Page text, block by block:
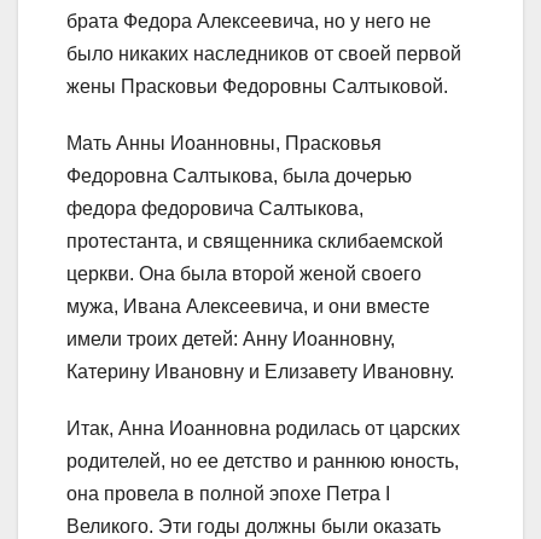
брата Федора Алексеевича, но у него не
было никаких наследников от своей первой
жены Прасковьи Федоровны Салтыковой.
Мать Анны Иоанновны, Прасковья
Федоровна Салтыкова, была дочерью
федора федоровича Салтыкова,
протестанта, и священника склибаемской
церкви. Она была второй женой своего
мужа, Ивана Алексеевича, и они вместе
имели троих детей: Анну Иоанновну,
Катерину Ивановну и Елизавету Ивановну.
Итак, Анна Иоанновна родилась от царских
родителей, но ее детство и раннюю юность,
она провела в полной эпохе Петра I
Великого. Эти годы должны были оказать